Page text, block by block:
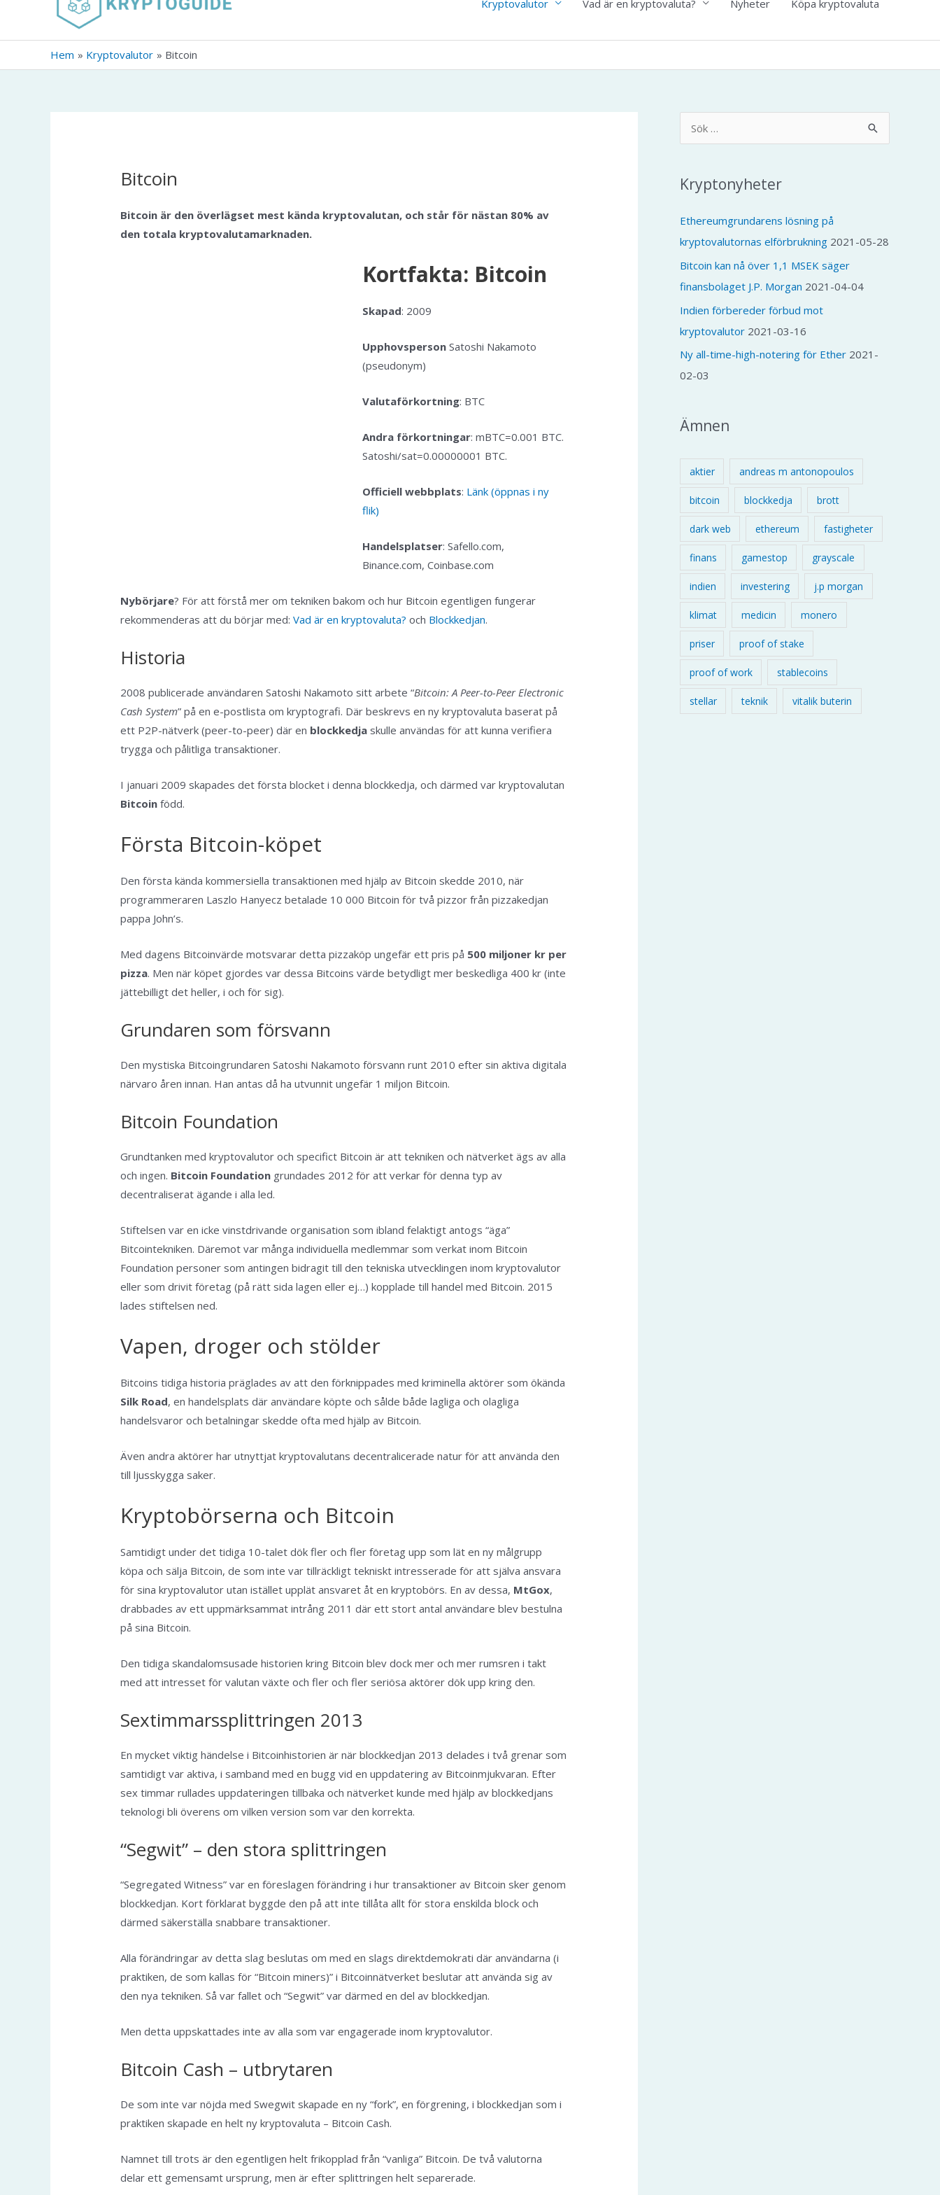
Kryptovalutor Vad är en kryptovaluta? Nyheter Köpa kryptovaluta
Hem Kryptovalutor Bitcoin
Bitcoin
Bitcoin är den överlägset mest kända kryptovalutan, och står för nästan 80% av
den totala kryptovalutamarknaden.
Kortfakta: Bitcoin
Skapad: 2009
UpphovspersonSatoshi Nakamoto
(pseudonym)
Valutaförkortning: BTC
Andra förkortningar: mBTC=0.001 BTC.
Satoshi/sat=0.00000001 BTC.
Officiell webbplats: Länk (öppnas i ny
flik)
Handelsplatser: Safello.com,
Binance.com, Coinbase.com
Nybörjare? För att förstå mer om tekniken bakom och hur Bitcoin egentligen fungerar
rekommenderas att du börjar med:Vad är en kryptovaluta? och Blockkedjan.
Historia
2008 publicerade användaren Satoshi Nakamoto sitt arbete “Bitcoin: A Peer-to-Peer Electronic
Cash System” på en e-postlista om kryptografi. Där beskrevs en ny kryptovaluta baserat på
ett P2P-nätverk (peer-to-peer) där en blockkedja skulle användas för att kunna verifiera
trygga och pålitliga transaktioner.
I januari 2009 skapades det första blocket i denna blockkedja, och därmed var kryptovalutan
Bitcoinfödd.
Första Bitcoin-köpet
Den första kända kommersiella transaktionen med hjälp av Bitcoin skedde 2010, när
programmeraren Laszlo Hanyecz betalade 10 000 Bitcoin för två pizzor från pizzakedjan
pappa John’s.
Med dagens Bitcoinvärde motsvarar detta pizzaköp ungefär ett pris på 500 miljoner kr per
pizza. Men när köpet gjordes var dessa Bitcoins värde betydligt mer beskedliga 400 kr (inte
jättebilligt det heller, i och för sig).
Grundaren som försvann
Den mystiska Bitcoingrundaren Satoshi Nakamoto försvann runt 2010 efter sin aktiva digitala
närvaro åren innan. Han antas då ha utvunnit ungefär 1 miljon Bitcoin.
Bitcoin Foundation
Grundtanken med kryptovalutor och specifict Bitcoin är att tekniken och nätverket ägs av alla
och ingen. Bitcoin Foundation grundades 2012 för att verkar för denna typ av
decentraliserat ägande i alla led.
Stiftelsen var en icke vinstdrivande organisation som ibland felaktigt antogs “äga”
Bitcointekniken. Däremot var många individuella medlemmar som verkat inom Bitcoin
Foundation personer som antingen bidragit till den tekniska utvecklingen inom kryptovalutor
eller som drivit företag (på rätt sida lagen eller ej…) kopplade till handel med Bitcoin. 2015
lades stiftelsen ned.
Vapen, droger och stölder
Bitcoins tidiga historia präglades av att den förknippades med kriminella aktörer som ökända
Silk Road, en handelsplats där användare köpte och sålde både lagliga och olagliga
handelsvaror och betalningar skedde ofta med hjälp av Bitcoin.
Även andra aktörer har utnyttjat kryptovalutans decentralicerade natur för att använda den
till ljusskygga saker.
Kryptobörserna och Bitcoin
Samtidigt under det tidiga 10-talet dök fler och fler företag upp som lät en ny målgrupp
köpa och sälja Bitcoin, de som inte var tillräckligt tekniskt intresserade för att själva ansvara
för sina kryptovalutor utan istället upplät ansvaret åt en kryptobörs. En av dessa, MtGox,
drabbades av ett uppmärksammat intrång 2011 där ett stort antal användare blev bestulna
på sina Bitcoin.
Den tidiga skandalomsusade historien kring Bitcoin blev dock mer och mer rumsren i takt
med att intresset för valutan växte och fler och fler seriösa aktörer dök upp kring den.
Sextimmarssplittringen 2013
En mycket viktig händelse i Bitcoinhistorien är när blockkedjan 2013 delades i två grenar som
samtidigt var aktiva, i samband med en bugg vid en uppdatering av Bitcoinmjukvaran. Efter
sex timmar rullades uppdateringen tillbaka och nätverket kunde med hjälp av blockkedjans
teknologi bli överens om vilken version som var den korrekta.
“Segwit” – den stora splittringen
“Segregated Witness” var en föreslagen förändring i hur transaktioner av Bitcoin sker genom
blockkedjan. Kort förklarat byggde den på att inte tillåta allt för stora enskilda block och
därmed säkerställa snabbare transaktioner.
Alla förändringar av detta slag beslutas om med en slags direktdemokrati där användarna (i
praktiken, de som kallas för “Bitcoin miners)” i Bitcoinnätverket beslutar att använda sig av
den nya tekniken. Så var fallet och “Segwit” var därmed en del av blockkedjan.
Men detta uppskattades inte av alla som var engagerade inom kryptovalutor.
Bitcoin Cash – utbrytaren
De som inte var nöjda med Swegwit skapade en ny “fork”, en förgrening, i blockkedjan som i
praktiken skapade en helt ny kryptovaluta – Bitcoin Cash.
Namnet till trots är den egentligen helt frikopplad från “vanliga” Bitcoin. De två valutorna
delar ett gemensamt ursprung, men är efter splittringen helt separerade.
ö
e
t
e
r
:
Kryptonyheter
Ethereumgrundarens lösning på
kryptovalutornas elförbrukning 2021-05-28
Bitcoin kan nå över 1,1 MSEK säger
finansbolaget J.P. Morgan 2021-04-04
Indien förbereder förbud mot
kryptovalutor 2021-03-16
Ny all-time-high-notering för Ether 2021-
02-03
Ämnen
aktier andreas m antonopoulos
bitcoin blockkedja brott
dark web ethereum fastigheter
finans gamestop grayscale
indien investering j.p morgan
klimat medicin monero
priser proof of stake
proof of work stablecoins
stellar teknik vitalik buterin